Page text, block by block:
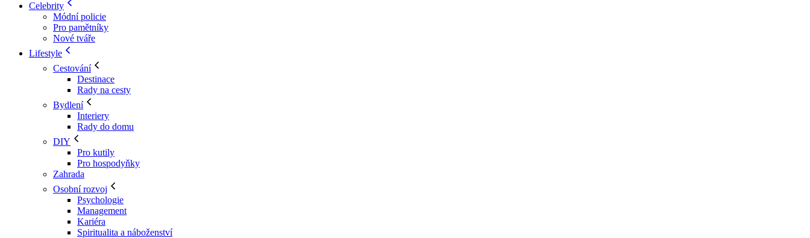
Celebrity
Módní policie
Pro pamětníky
Nové tváře
Lifestyle
Cestování
Destinace
Rady na cesty
Bydlení
Interiery
Rady do domu
DIY
Pro kutily
Pro hospodyňky
Zahrada
Osobní rozvoj
Psychologie
Management
Kariéra
Spiritualita a náboženství